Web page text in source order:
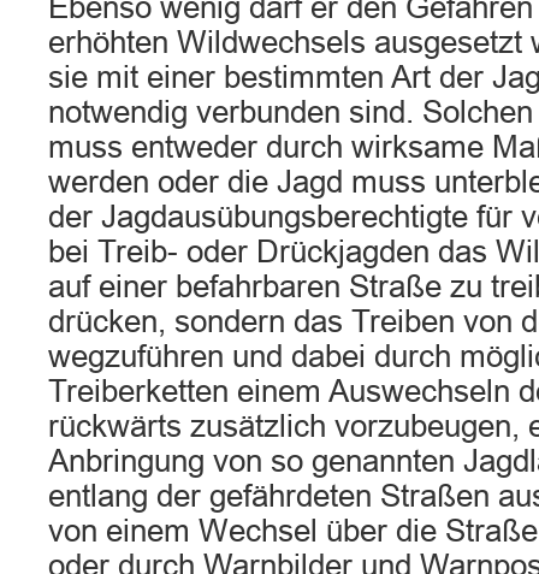
Ebenso wenig darf er den
erhöhten Wildwechsels ausgesetzt
sie mit einer bestimmten Art der
notwendig verbunden sind.
muss entweder durch wirksame
werden oder die Jagd muss
der Jagdausübungsberechtigte für
bei Treib- oder Drückjagden das
auf einer befahrbaren Straße zu
drücken, sondern das Treiben von
wegzuführen und dabei durch
Treiberketten einem Auswechseln
rückwärts zusätzlich vorzubeugen,
Anbringung von so genannten
entlang der gefährdeten Straßen
von einem Wechsel über die
oder durch Warnbilder und